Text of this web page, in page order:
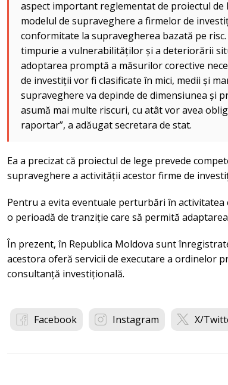
aspect important reglementat de proiectul de
modelul de supraveghere a firmelor de
conformitate la supravegherea bazată pe
timpurie a vulnerabilităților și a deteriorării
adoptarea promptă a măsurilor corective
de investiții vor fi clasificate în mici, medii și
supraveghere va depinde de dimensiunea și
asumă mai multe riscuri, cu atât vor avea
raportar”, a adăugat secretara de stat.
Ea a precizat că proiectul de lege prevede
supraveghere a activității acestor firme de
Pentru a evita eventuale perturbări în
o perioadă de tranziție care să permită
În prezent, în Republica Moldova sunt
acestora oferă servicii de executare a ordinelor
consultanță investițională.
Facebook Instagram X/